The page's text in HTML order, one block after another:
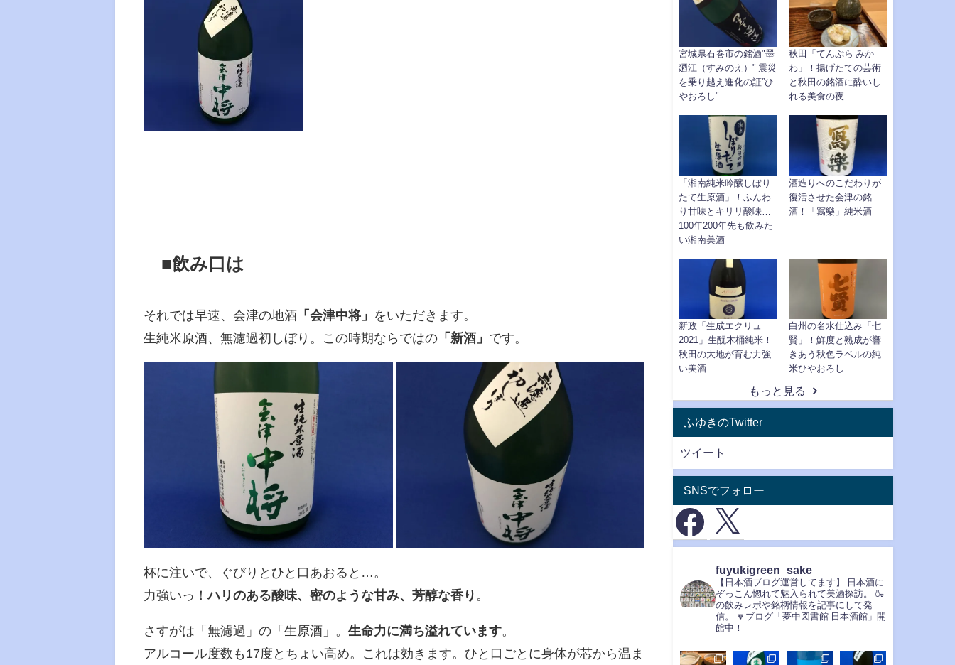
■飲み口は
それでは早速、会津の地酒 「会津中将」 をいただきます。
生純米原酒、無濾過初しぼり。この時期ならではの 「新酒」 です。
杯に注いで、ぐびりとひと口あおると…。
力強いっ！ハリのある酸味、密のような甘み、芳醇な香り 。
さすがは「無濾過」の「生原酒」。生命力に満ち溢れています。
アルコール度数も17度とちょい高め。これは効きます。ひと口ごとに身体が芯から温ま
宮城県石巻市の銘酒"墨
廼江（すみのえ）" 震災
を乗り越え進化の証”ひ
やおろし"
秋田「てんぷら みか
わ」！揚げたての芸術
と秋田の銘酒に酔いし
れる美食の夜
「湘南純米吟醸しぼり
たて生原酒」！ふんわ
り甘味とキリリ酸味…
100年200年先も飲みた
い湘南美酒
酒造りへのこだわりが
復活させた会津の銘
酒！「寫樂」純米酒
新政「生成エクリュ
2021」生酛木桶純米！
秋田の大地が育む力強
い美酒
白州の名水仕込み「七
賢」！鮮度と熟成が響
きあう秋色ラベルの純
米ひやおろし
もっと見る
ふゆきのTwitter
ツイート
SNSでフォロー
fuyukigreen_sake
【日本酒ブログ運営してます】
日本酒に
ぞっこん惚れて魅入られて美酒探訪。
🍶
の飲みレポや銘柄情報を記事にして発
信。
🔽ブログ「夢中図書館 日本酒館」開
館中！